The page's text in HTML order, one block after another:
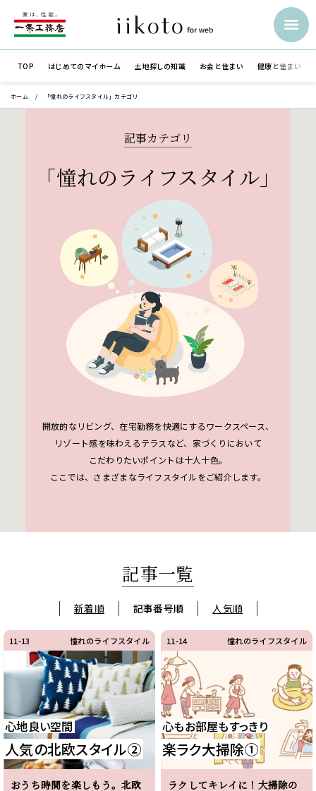
TOP はじめての マイホーム 土地探しの知識 お金と住まい 健康と住まい
ホーム 「憧れのライフスタイル」カテゴリ
記事カテゴリ
「憧れのライフスタイル」
開放的なリビング、在宅勤務を快適にするワークスペース、
リゾート感を味わえるテラスなど、 家づくりにおいて
こだわりたいポイントは十人十色。
ここでは、さまざまなライフスタイルをご紹介します。
記事一覧
新着順 記事番号順 人気順
11-13 憧れのライフスタイル
心地良い空間
人気の北欧スタイル②
おうち時間を楽しもう。北欧
11-14 憧れのライフスタイル
心もお部屋もすっきり
楽ラク大掃除①
ラクしてキレイに！大掃除の